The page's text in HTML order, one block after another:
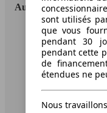
AutoScout24
A propos
Conditions
Informations
sont utilisés
que vous
pendant 30
pendant cette
de
étendues ne
Nous